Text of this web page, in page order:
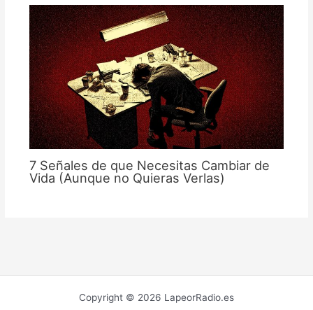
7 Señales de que Necesitas Cambiar de
Vida (Aunque no Quieras Verlas)
Copyright © 2026 LapeorRadio.es